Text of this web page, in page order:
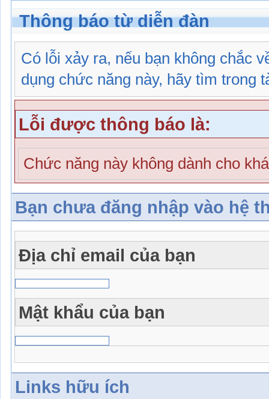
Thông báo từ diễn đàn
Có lỗi xảy ra, nếu bạn không chắc
dụng chức năng này, hãy tìm trong
Lỗi được thông báo là:
Chức năng này không dành cho
Bạn chưa đăng nhập vào hệ
Địa chỉ email của bạn
Mật khẩu của bạn
Links hữu ích